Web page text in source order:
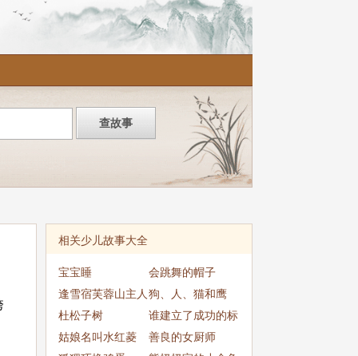
相关少儿故事大全
宝宝睡
会跳舞的帽子
逢雪宿芙蓉山主人 狗、人、猫和鹰
杜松子树
谁建立了成功的标
准
姑娘名叫水红菱
善良的女厨师